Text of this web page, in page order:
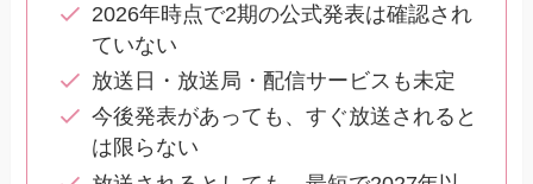
2026年時点で2期の公式発表は確認され
ていない
放送日・放送局・配信サービスも未定
今後発表があっても、すぐ放送されると
は限らない